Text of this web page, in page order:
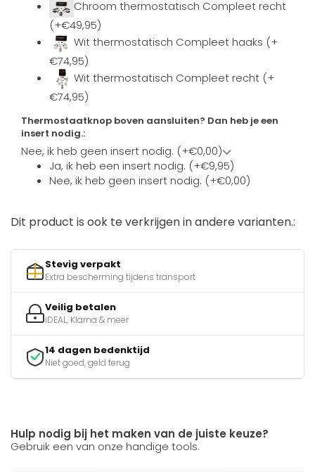
Chroom thermostatisch Compleet recht
(+€49,95)
Wit thermostatisch Compleet haaks (+
€74,95)
Wit thermostatisch Compleet recht (+
€74,95)
Thermostaatknop boven aansluiten? Dan heb je een
insert nodig.:
Nee, ik heb geen insert nodig. (+€0,00)
Ja, ik heb een insert nodig. (+€9,95)
Nee, ik heb geen insert nodig. (+€0,00)
Dit product is ook te verkrijgen in andere varianten.:
Stevig verpakt
Extra bescherming tijdens transport
Veilig betalen
iDEAL, Klarna & meer
14 dagen bedenktijd
Niet goed, geld terug
Hulp nodig bij het maken van de juiste keuze?
Gebruik een van onze handige tools.